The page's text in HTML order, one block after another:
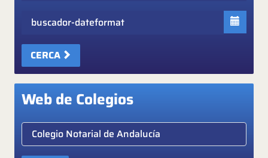
Fecha
CERCA
Web de Colegios
Elige colegio notarial